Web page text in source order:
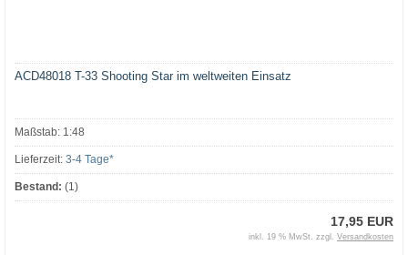
ACD48018 T-33 Shooting Star im weltweiten Einsatz
Maßstab: 1:48
Lieferzeit: 3-4 Tage*
Bestand: (1)
17,95 EUR
inkl. 19 % MwSt. zzgl. Versandkosten